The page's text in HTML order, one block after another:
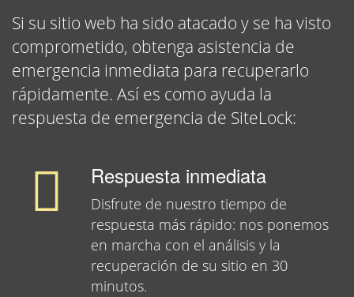
Si su sitio web ha sido atacado y se ha visto
comprometido, obtenga asistencia de
emergencia inmediata para recuperarlo
rápidamente. Así es como ayuda la
respuesta de emergencia de SiteLock:
Respuesta inmediata
Disfrute de nuestro tiempo de
respuesta más rápido: nos ponemos
en marcha con el análisis y la
recuperación de su sitio en 30
minutos.